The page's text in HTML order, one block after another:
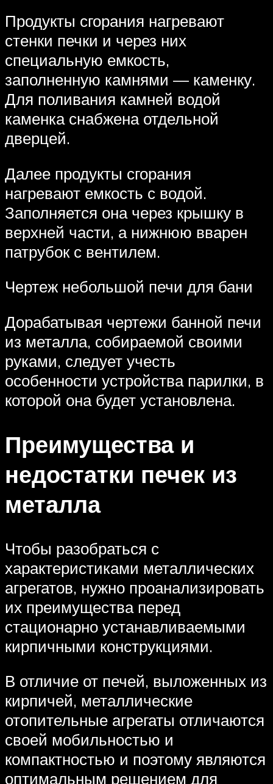
Продукты сгорания нагревают
стенки печки и через них
специальную емкость,
заполненную камнями — каменку.
Для поливания камней водой
каменка снабжена отдельной
дверцей.
Далее продукты сгорания
нагревают емкость с водой.
Заполняется она через крышку в
верхней части, а нижнюю вварен
патрубок с вентилем.
Чертеж небольшой печи для бани
Дорабатывая чертежи банной печи
из металла, собираемой своими
руками, следует учесть
особенности устройства парилки, в
которой она будет установлена.
Преимущества и
недостатки печек из
металла
Чтобы разобраться с
характеристиками металлических
агрегатов, нужно проанализировать
их преимущества перед
стационарно устанавливаемыми
кирпичными конструкциями.
В отличие от печей, выложенных из
кирпичей, металлические
отопительные агрегаты отличаются
своей мобильностью и
компактностью и поэтому являются
оптимальным решением для